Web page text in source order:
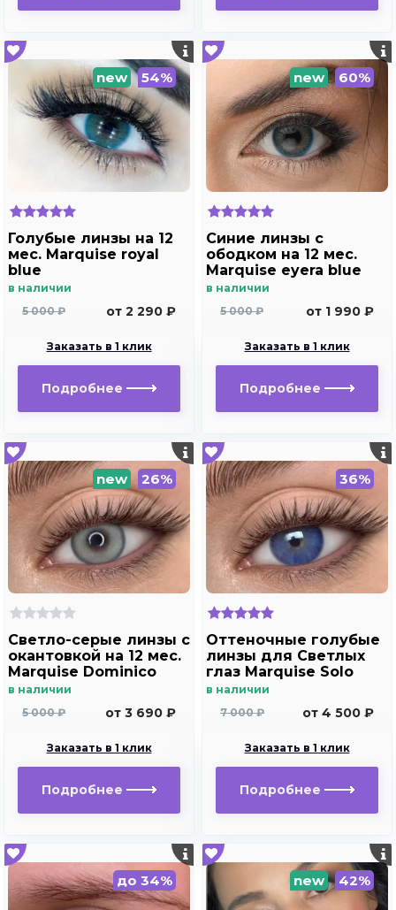
new 54%
Голубые линзы на 12
мес. Marquise royal
blue
в наличии
5 000 ₽
от 2 290 ₽
Заказать в 1 клик
Подробнее
new 60%
Синие линзы с
ободком на 12 мес.
Marquise eyera blue
в наличии
5 000 ₽
от 1 990 ₽
Заказать в 1 клик
Подробнее
new 26%
Светло-серые линзы c
окантовкой на 12 мес.
Marquise Dominico
gray
в наличии
5 000 ₽
от 3 690 ₽
Заказать в 1 клик
Подробнее
36%
Оттеночные голубые
линзы для Светлых
глаз Marquise Solo
blue с отверстием
и близорукости
в наличии
7 000 ₽
от 4 500 ₽
Заказать в 1 клик
Подробнее
до 34% new 42%